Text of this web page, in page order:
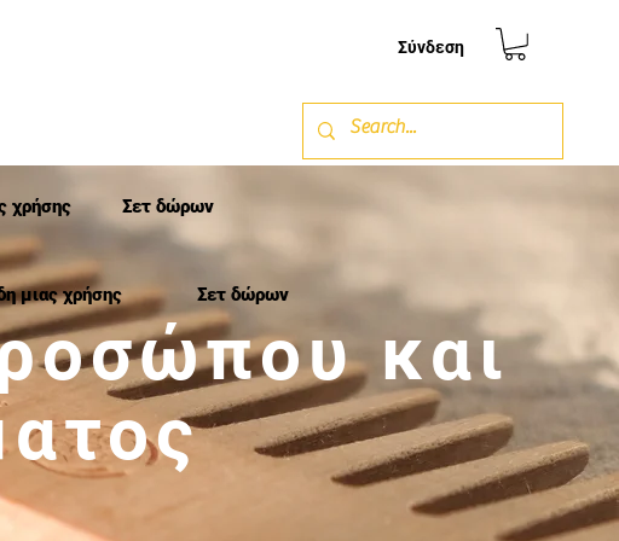
Σύνδεση
και
χρήσης Σετ δώρων
μιας χρήσης Σετ δώρων